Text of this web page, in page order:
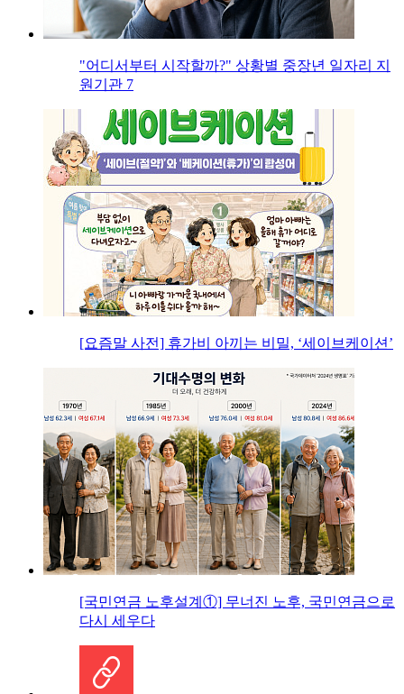
"어디서부터 시작할까?" 상황별 중장년 일자리 지
원기관 7
[요즘말 사전] 휴가비 아끼는 비밀, ‘세이브케이션’
[국민연금 노후설계①] 무너진 노후, 국민연금으로
다시 세우다